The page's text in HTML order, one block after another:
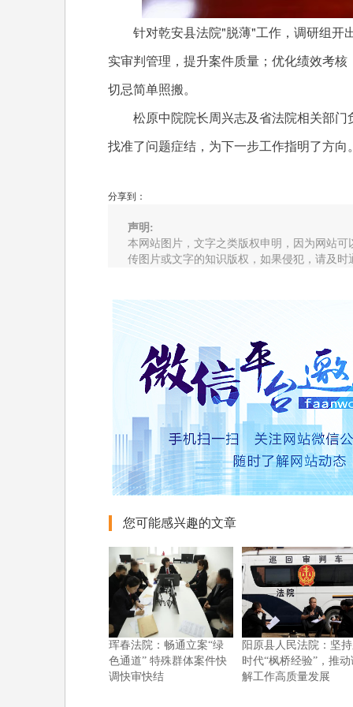
针对乾安县法院"脱薄"工作，调研组开
实审判管理，提升案件质量；优化绩效考
切忌简单照搬。
松原中院院长周兴志及省法院相关部门
找准了问题症结，为下一步工作指明了方向
分享到：
声明:
本网站图片，文字之类版权申明，因为网站
传图片或文字的知识版权，如果侵犯，请及
您可能感兴趣的文章
珲春法院：畅通立案“绿
色通道” 特殊群体案件快
调快审快结
阳原县人民法院：坚
时代“枫桥经验”，推
解工作高质量发展